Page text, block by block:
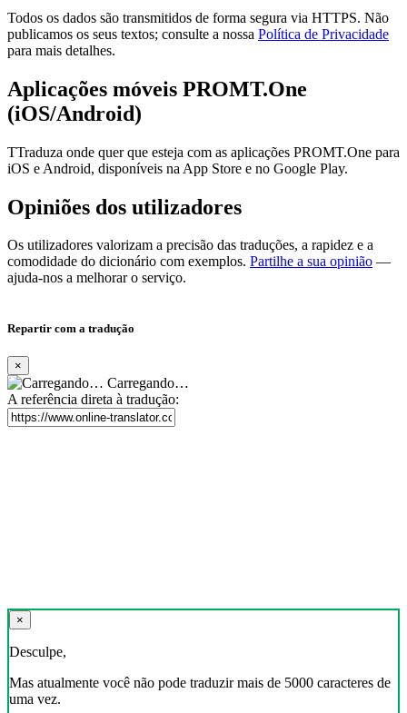
Todos os dados são transmitidos de forma segura via HTTPS. Não
publicamos os seus textos; consulte a nossa Política de Privacidade
para mais detalhes.
Aplicações móveis PROMT.One
(iOS/Android)
TTraduza onde quer que esteja com as aplicações PROMT.One para
iOS e Android, disponíveis na App Store e no Google Play.
Opiniões dos utilizadores
Os utilizadores valorizam a precisão das traduções, a rapidez e a
comodidade do dicionário com exemplos. Partilhe a sua opinião —
ajuda-nos a melhorar o serviço.
Repartir com a tradução
×
Carregando…
A referência direta à tradução:
×
Desculpe,
Mas atualmente você não pode traduzir mais de 5000 caracteres de
uma vez.